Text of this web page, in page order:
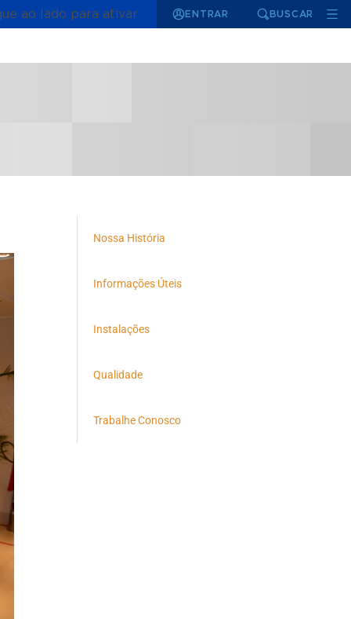
ao lado para ativar ENTRAR BUSCAR
Nossa História
Informações Úteis
Instalações
Qualidade
Trabalhe Conosco